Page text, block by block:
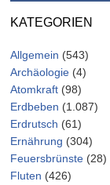
KATEGORIEN
Allgemein (543)
Archäologie (4)
Atomkraft (98)
Erdbeben (1.087)
Erdrutsch (61)
Ernährung (304)
Feuersbrünste (28)
Fluten (426)